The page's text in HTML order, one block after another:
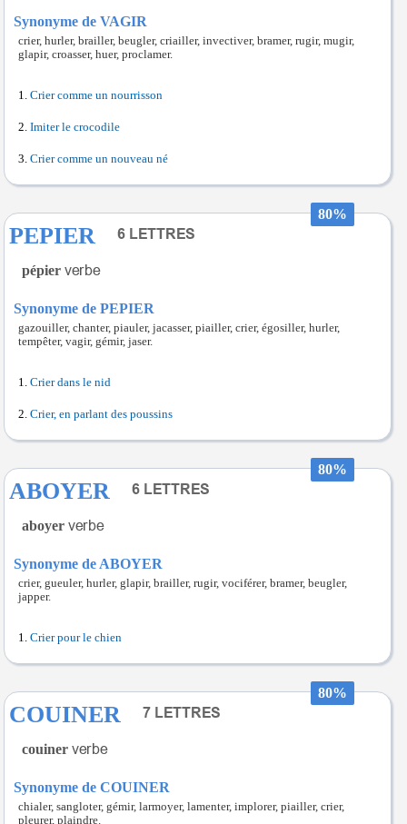
Synonyme de VAGIR
crier, hurler, brailler, beugler, criailler, invectiver, bramer, rugir, mugir,
glapir, croasser, huer, proclamer.
Crier comme un nourrisson
Imiter le crocodile
Crier comme un nouveau né
80%
PEPIER
pépier
Synonyme de PEPIER
gazouiller, chanter, piauler, jacasser, piailler, crier, égosiller, hurler,
tempêter, vagir, gémir, jaser.
Crier dans le nid
Crier, en parlant des poussins
80%
ABOYER
aboyer
Synonyme de ABOYER
crier, gueuler, hurler, glapir, brailler, rugir, vociférer, bramer, beugler,
japper.
Crier pour le chien
80%
COUINER
couiner
Synonyme de COUINER
chialer, sangloter, gémir, larmoyer, lamenter, implorer, piailler, crier,
pleurer, plaindre.